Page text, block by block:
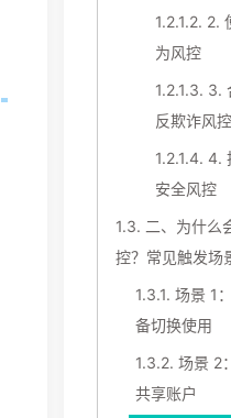
1.2.1.2. 2.
为风控
1.2.1.3. 3.
反欺诈风控
1.2.1.4. 4.
安全风控
1.3. 二、为什么
控？常见触发场
1.3.1. 场景 1
备切换使用
1.3.2. 场景 2
共享账户